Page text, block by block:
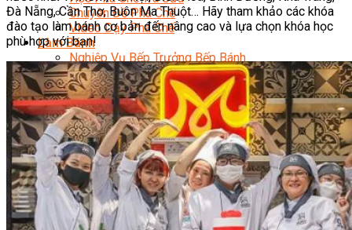
Chuyên Đề Pha Chế
Video Dạy Pha Chế
Làm Bánh
Nghiệp Vụ Bếp Trưởng Bếp Bánh
Nghiệp Vụ Bếp Bánh Quốc Tế
Nghiệp Vụ Quản Lý Bếp Bánh
Nghiệp Vụ Bánh Kem
Bánh Việt
Bánh Nhật
Bánh Mì Nâng Cao
Bánh Đài Loan
Bánh Ngắn Hạn
Bánh Kinh Doanh
Handmade Mini Cake
Master Class
Đà Nẵng, Cần Thơ, Buôn Ma Thuột… Hãy tham khảo các khóa
đào tạo làm bánh cơ bản đến nâng cao và lựa chọn khóa học
phù hợp với bạn!